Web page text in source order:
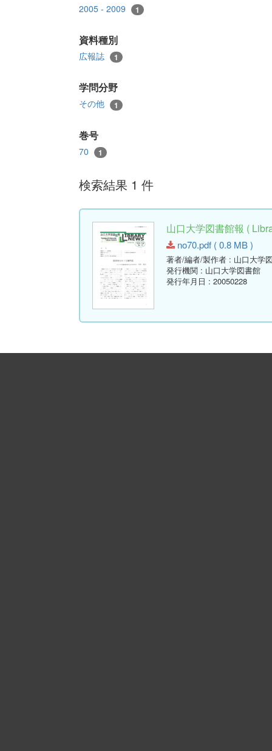
2005 - 2009 1
資料種別
広報誌 1
学問分野
その他 1
巻号
70 1
検索結果 1 件
山口大学図書館報 (
no70.pdf ( 0.8 MB )
著者/編者/製作者 : 山口大学
発行機関 : 山口大学図書館
発行年月日 : 20050228